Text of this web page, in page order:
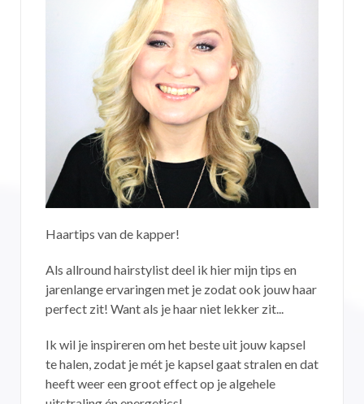
Haartips van de kapper!
Als allround hairstylist deel ik hier mijn tips en
jarenlange ervaringen met je zodat ook jouw haar
perfect zit! Want als je haar niet lekker zit...
Ik wil je inspireren om het beste uit jouw kapsel
te halen, zodat je mét je kapsel gaat stralen en dat
heeft weer een groot effect op je algehele